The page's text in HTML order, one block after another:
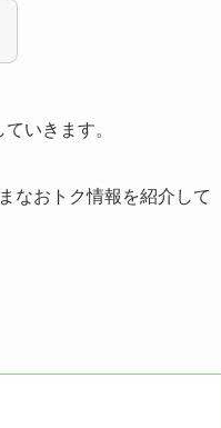
いきます。
なおトク情報を紹介して